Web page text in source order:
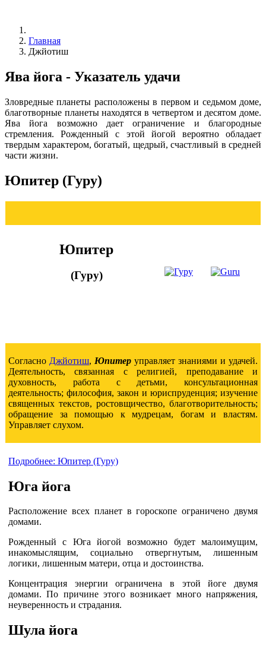
Главная
Джйотиш
Ява йога - Указатель удачи
Зловредные планеты расположены в первом и седьмом доме,
благотворные планеты находятся в четвертом и десятом доме.
Ява йога возможно дает ограничение и благородные
стремления. Рожденный с этой йогой вероятно обладает
твердым характером, богатый, щедрый, счастливый в средней
части жизни.
Юпитер (Гуру)
Юпитер
(Гуру)
Согласно Джйотиш, Юпитер управляет знаниями и удачей.
Деятельность, связанная с религией, преподавание и
духовность, работа с детьми, консультационная
деятельность; философия, закон и юриспруденция; изучение
священных текстов, ростовщичество, благотворительность;
обращение за помощью к мудрецам, богам и властям.
Управляет слухом.
Подробнее: Юпитер (Гуру)
Юга йога
Расположение всех планет в гороскопе ограничено двумя
домами.
Рожденный с Юга йогой возможно будет малоимущим,
инакомыслящим, социально отвергнутым, лишенным
логики, лишенным матери, отца и достоинства.
Концентрация энергии ограничена в этой йоге двумя
домами. По причине этого возникает много напряжения,
неуверенность и страдания.
Шула йога